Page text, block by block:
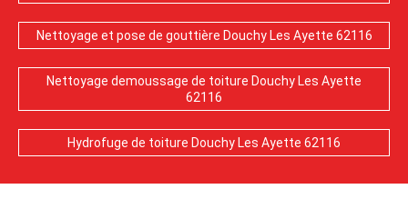
Nettoyage et pose de gouttière Douchy Les Ayette 62116
Nettoyage demoussage de toiture Douchy Les Ayette
62116
Hydrofuge de toiture Douchy Les Ayette 62116